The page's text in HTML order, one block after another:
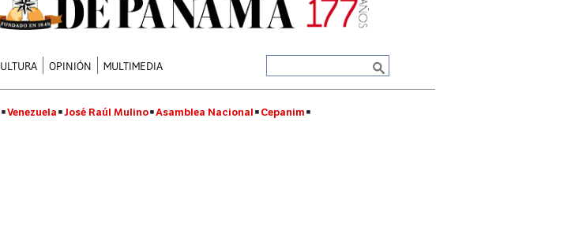
OPINIÓN MULTIMEDIA
Venezuela José Raúl Mulino Asamblea Nacional Cepanim